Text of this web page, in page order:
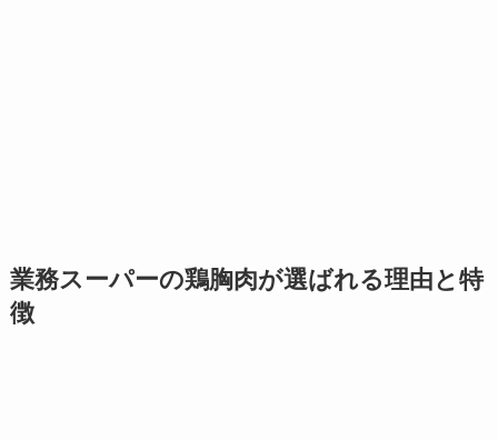
業務スーパーの鶏胸肉が選ばれる理由と特
徴